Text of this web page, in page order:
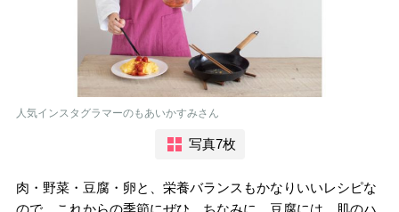
人気インスタグラマーのもあいかすみさん
写真7枚
肉・野菜・豆腐・卵と、栄養バランスもかなりいいレシピな
ので、これからの季節にぜひ。ちなみに、豆腐には、肌のハ